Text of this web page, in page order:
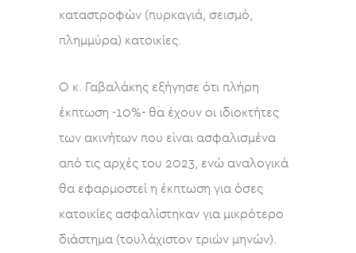
καταστροφών (πυρκαγιά, σεισμό,
πλημμύρα) κατοικίες.
Ο κ. Γαβαλάκης εξήγησε ότι πλήρη
έκπτωση -10%- θα έχουν οι ιδιοκτήτες
των ακινήτων που είναι ασφαλισμένα
από τις αρχές του 2023, ενώ αναλογικά
θα εφαρμοστεί η έκπτωση για όσες
κατοικίες ασφαλίστηκαν για μικρότερο
διάστημα (τουλάχιστον τριών μηνών).